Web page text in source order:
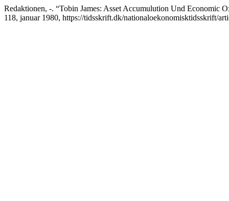
Redaktionen, -. “Tobin James: Asset Accumulution Und Economic
118, januar 1980, https://tidsskrift.dk/nationaloekonomisktidsskrift/